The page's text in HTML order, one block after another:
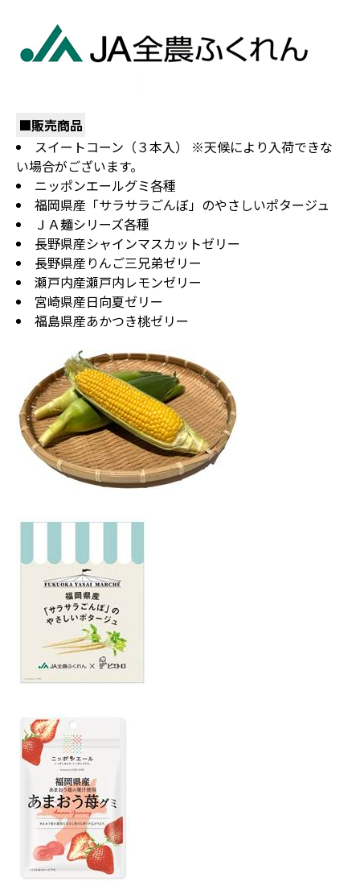
■販売商品
スイートコーン（３本入） ※天候により入荷できな
い場合がございます。
ニッポンエールグミ各種
福岡県産「サラサラごんぼ」のやさしいポタージュ
ＪＡ麺シリーズ各種
長野県産シャインマスカットゼリー
長野県産りんご三兄弟ゼリー
瀬戸内産瀬戸内レモンゼリー
宮崎県産日向夏ゼリー
福島県産あかつき桃ゼリー